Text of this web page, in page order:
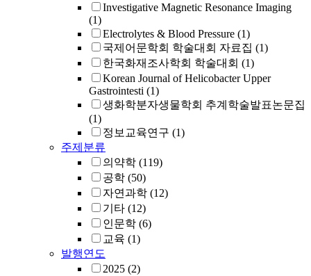
Investigative Magnetic Resonance Imaging
(1)
Electrolytes & Blood Pressure (1)
국제어문학회 학술대회 자료집 (1)
한국화재조사학회 학술대회 (1)
Korean Journal of Helicobacter Upper
Gastrointesti (1)
생화학분자생물학회 추계학술발표논문집
(1)
정보교육연구 (1)
주제분류
의약학 (119)
공학 (50)
자연과학 (12)
기타 (12)
인문학 (6)
교육 (1)
발행연도
2025 (2)